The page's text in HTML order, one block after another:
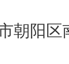
阳区